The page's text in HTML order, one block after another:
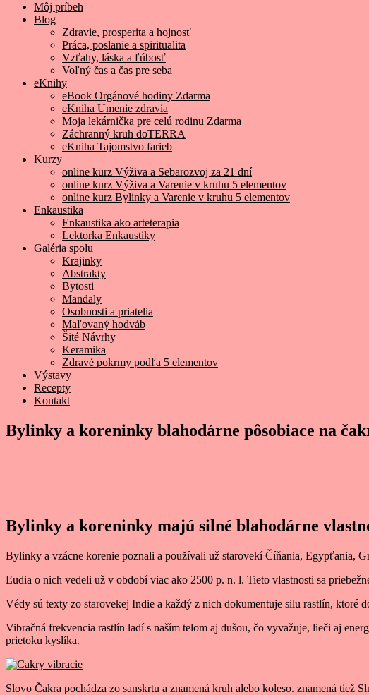
Môj príbeh
Blog
Zdravie, prosperita a hojnosť
Práca, poslanie a spiritualita
Vzťahy, láska a ľúbosť
Voľný čas a čas pre seba
eKnihy
eBook Orgánové hodiny Zdarma
eKniha Umenie zdravia
Moja lekárnička pre celú rodinu Zdarma
Záchranný kruh doTERRA
eKniha Tajomstvo farieb
Kurzy
online kurz Výživa a Sebarozvoj za 21 dní
online kurz Výživa a Varenie v kruhu 5 elementov
online kurz Bylinky a Varenie v kruhu 5 elementov
Enkaustika
Enkaustika ako arteterapia
Lektorka Enkaustiky
Galéria spolu
Krajinky
Abstrakty
Bytosti
Mandaly
Osobnosti a priatelia
Maľovaný hodváb
Šité Návrhy
Keramika
Zdravé pokrmy podľa 5 elementov
Výstavy
Recepty
Kontakt
Bylinky a koreninky blahodárne pôsobiace na
Bylinky a koreninky majú silné blahodárne
Bylinky a vzácne korenie poznali a používali už starovekí Číňania, Egypťania,
Ľudia o nich vedeli už v období viac ako 2500 p. n. l. Tieto vlastnosti sa
Védy sú texty zo starovekej Indie a každý z nich dokumentuje silu rastlín, ktoré
Vibračná frekvencia rastlín ladí s naším telom aj dušou, čo vyvažuje, lieči aj
prietoku kyslíka.
Slovo Čakra pochádza zo sanskrtu a znamená kruh alebo koleso. znamená